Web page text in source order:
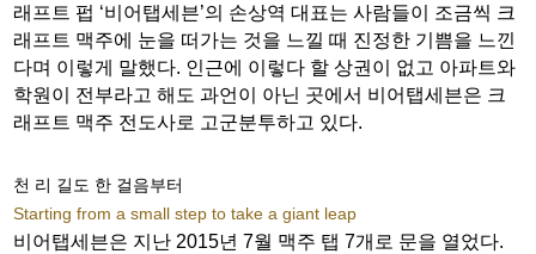
래프트 펍 ‘비어탭세븐’의 손상역 대표는 사람들이 조금씩 크
래프트 맥주에 눈을 떠가는 것을 느낄 때 진정한 기쁨을 느낀
다며 이렇게 말했다. 인근에 이렇다 할 상권이 없고 아파트와
학원이 전부라고 해도 과언이 아닌 곳에서 비어탭세븐은 크
래프트 맥주 전도사로 고군분투하고 있다.
천 리 길도 한 걸음부터
Starting from a small step to take a giant leap
비어탭세븐은 지난 2015년 7월 맥주 탭 7개로 문을 열었다.